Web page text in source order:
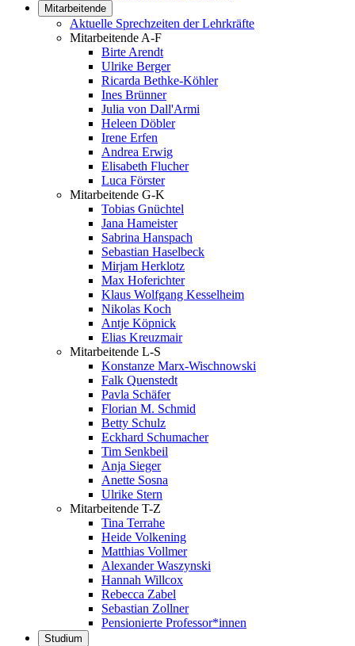
Mitarbeitende
Aktuelle Sprechzeiten der Lehrkräfte
Mitarbeitende A-F
Birte Arendt
Ulrike Berger
Ricarda Bethke-Köhler
Ines Brünner
Julia von Dall'Armi
Heleen Döbler
Irene Erfen
Andrea Erwig
Elisabeth Flucher
Luca Förster
Mitarbeitende G-K
Tobias Gnüchtel
Jana Hameister
Sabrina Hanspach
Sebastian Haselbeck
Mirjam Herklotz
Max Hoferichter
Klaus Wolfgang Kesselheim
Nikolas Koch
Antje Köpnick
Elias Kreuzmair
Mitarbeitende L-S
Konstanze Marx-Wischnowski
Falk Quenstedt
Pavla Schäfer
Florian M. Schmid
Betty Schulz
Eckhard Schumacher
Tim Senkbeil
Anja Sieger
Anette Sosna
Ulrike Stern
Mitarbeitende T-Z
Tina Terrahe
Heide Volkening
Matthias Vollmer
Alexander Waszynski
Hannah Willcox
Rebecca Zabel
Sebastian Zollner
Pensionierte Professor*innen
Studium